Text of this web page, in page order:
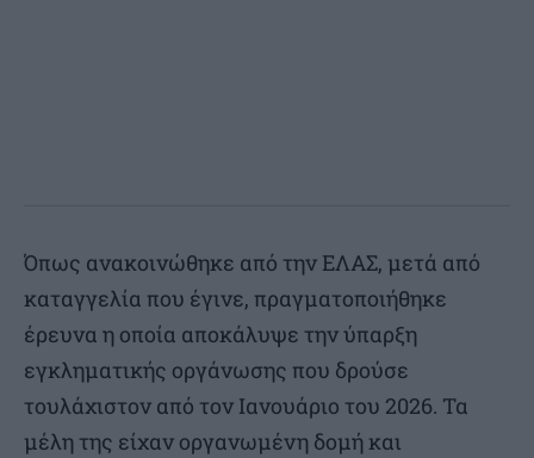
Όπως ανακοινώθηκε από την ΕΛΑΣ, μετά από
καταγγελία που έγινε, πραγματοποιήθηκε
έρευνα η οποία αποκάλυψε την ύπαρξη
εγκληματικής οργάνωσης που δρούσε
τουλάχιστον από τον Ιανουάριο του 2026. Τα
μέλη της είχαν οργανωμένη δομή και